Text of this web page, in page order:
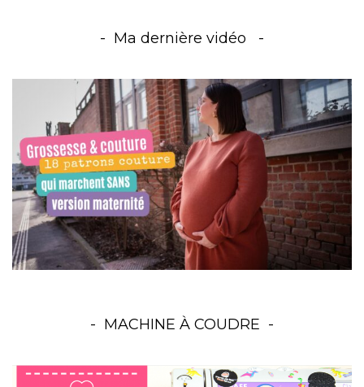
Ma dernière vidéo
MACHINE À COUDRE